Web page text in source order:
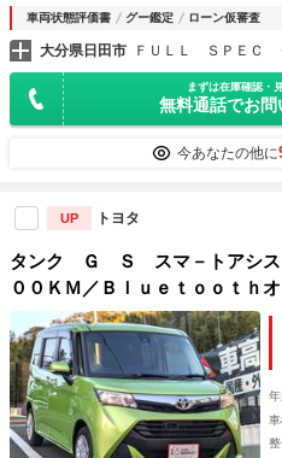
車両状態評価書 グー鑑定 ローン仮審査
大分県日田市 ＦＵＬＬ ＳＰＥＣ
まずは在庫確認・
無料通話でお問
今あなたの他に
UP トヨタ
タンク Ｇ Ｓ スマ－トアシス
００ＫＭ／Ｂｌｕｅｔｏｏｔｈ
－ル／ドライブレコ－ダ－／フ
ドドア／バックカメラ／オートラ
車